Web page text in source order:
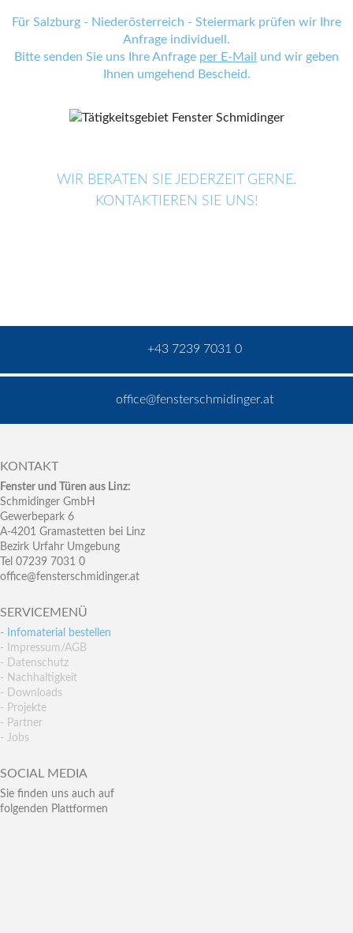
Für Salzburg - Niederösterreich - Steiermark prüfen wir Ihre
Anfrage individuell.
Bitte senden Sie uns Ihre Anfrage per E-Mail und wir geben
Ihnen umgehend Bescheid.
WIR BERATEN SIE JEDERZEIT GERNE.
KONTAKTIEREN SIE UNS!
+43 7239 7031 0
office@fensterschmidinger.at
KONTAKT
Fenster und Türen aus Linz:
Schmidinger GmbH
Gewerbepark 6
A-4201 Gramastetten bei Linz
Bezirk Urfahr Umgebung
Tel 07239 7031 0
office@fensterschmidinger.at
SERVICEMENÜ
- Infomaterial bestellen
- Impressum/AGB
- Datenschutz
- Nachhaltigkeit
- Downloads
- Projekte
- Partner
- Jobs
SOCIAL MEDIA
Sie finden uns auch auf
folgenden Plattformen